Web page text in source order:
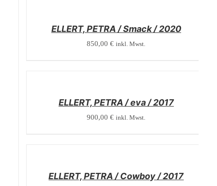
ELLERT, PETRA / Smack / 2020
850,00€ inkl. Mwst.
ELLERT, PETRA / eva / 2017
900,00€ inkl. Mwst.
ELLERT, PETRA / Cowboy / 2017